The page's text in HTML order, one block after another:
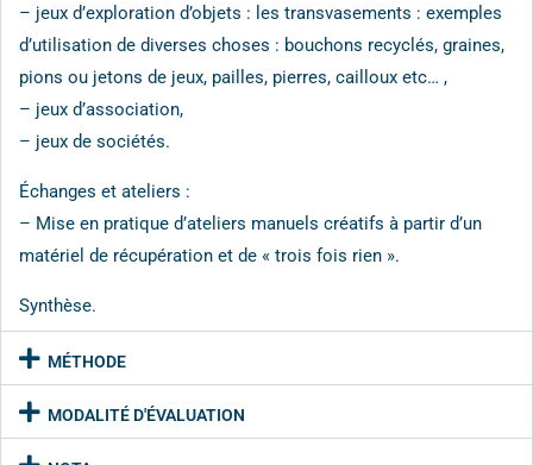
– jeux d’exploration d’objets : les transvasements : exemples
d’utilisation de diverses choses : bouchons recyclés, graines,
pions ou jetons de jeux, pailles, pierres, cailloux etc… ,
– jeux d’association,
– jeux de sociétés.
Échanges et ateliers :
– Mise en pratique d’ateliers manuels créatifs à partir d’un
matériel de récupération et de « trois fois rien ».
Synthèse.
MÉTHODE
MODALITÉ D'ÉVALUATION